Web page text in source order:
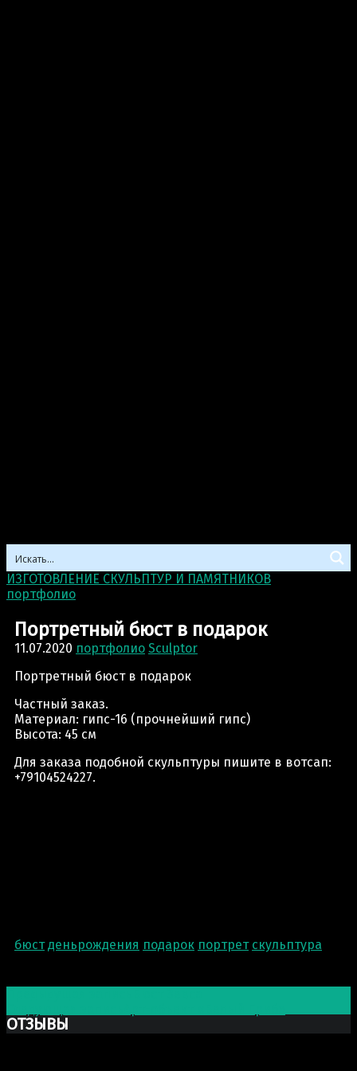
ИЗГОТОВЛЕНИЕ СКУЛЬПТУР И ПАМЯТНИКОВ
портфолио
Портретный бюст в подарок
11.07.2020 портфолио Sculptor
Портретный бюст в подарок
Частный заказ.
Материал: гипс-16 (прочнейший гипс)
Высота: 45 см
Для заказа подобной скульптуры пишите в вотсап:
+79104524227.
бюст деньрождения подарок портрет скульптура
ОТЗЫВЫ